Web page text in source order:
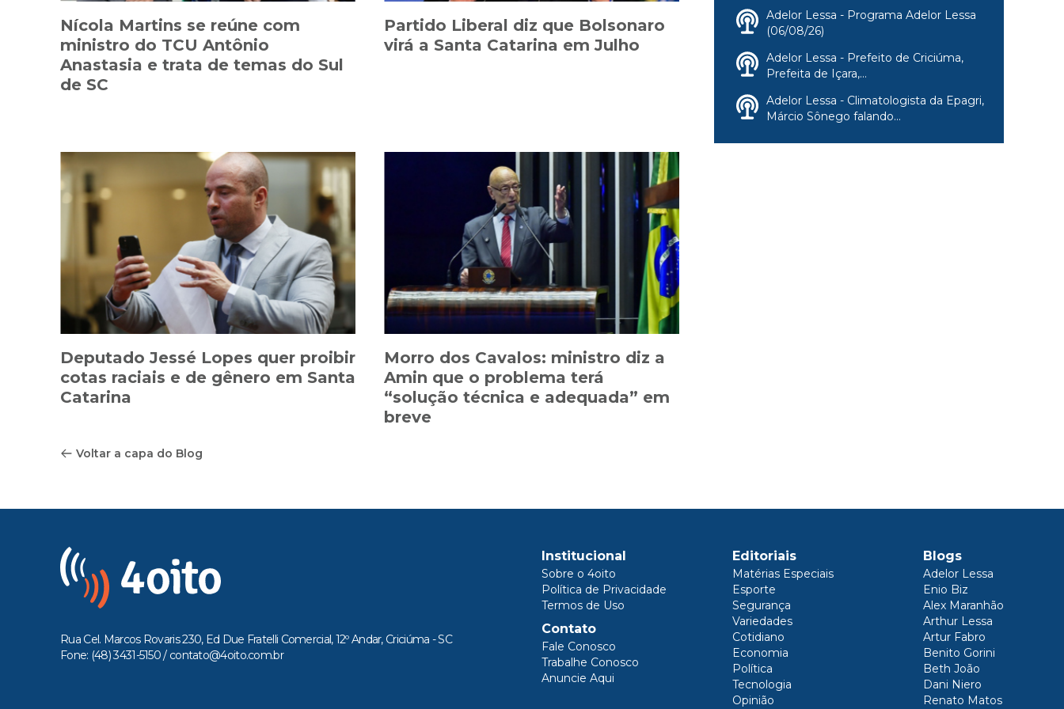
Nícola Martins se reúne com
ministro do TCU Antônio
Anastasia e trata de temas do Sul
de SC
Partido Liberal diz que Bolsonaro
virá a Santa Catarina em Julho
Deputado Jessé Lopes quer proibir
cotas raciais e de gênero em Santa
Catarina
Morro dos Cavalos: ministro diz a
Amin que o problema terá
“solução técnica e adequada” em
breve
Voltar a capa do Blog
Adelor Lessa - Programa Adelor Lessa
(06/08/26)
Adelor Lessa - Prefeito de Criciúma,
Prefeita de Içara,...
Adelor Lessa - Climatologista da Epagri,
Márcio Sônego falando...
Rua Cel. Marcos Rovaris 230, Ed Due Fratelli Comercial, 12º Andar, Criciúma - SC
Fone: (48) 3431-5150 / contato@4oito.com.br
Institucional
Sobre o 4oito
Política de Privacidade
Termos de Uso
Contato
Fale Conosco
Trabalhe Conosco
Anuncie Aqui
Editoriais
Matérias Especiais
Esporte
Segurança
Variedades
Cotidiano
Economia
Política
Tecnologia
Opinião
Blogs
Adelor Lessa
Enio Biz
Alex Maranhão
Arthur Lessa
Artur Fabro
Benito Gorini
Beth João
Dani Niero
Renato Matos